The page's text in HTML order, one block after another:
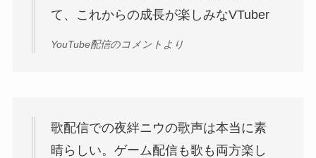
て、これからの成長が楽しみなVTuber
YouTube配信のコメントより
歌配信での夜絆ニウの歌声は本当に素
晴らしい。ゲーム配信も歌も両方楽し